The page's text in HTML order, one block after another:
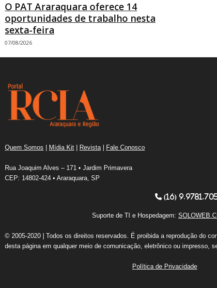
O PAT Araraquara oferece 14
oportunidades de trabalho nesta
sexta-feira
07/08/2026
Quem Somos | Mídia Kit | Revista | Fale Conosco
Rua Joaquim Alves – 171 • Jardim Primavera
CEP: 14802-424 • Araraquara, SP
(16)
Suporte de TI e Hospedagem:
© 2005-2020 | Todos os direitos reservados. É proibida a reprodução do
desta página em qualquer meio de comunicação, eletrônico ou impresso,
Política de Privacidade